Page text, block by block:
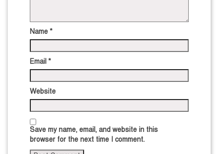
Name *
Email *
Website
Save my name, email, and website in this
browser for the next time I comment.